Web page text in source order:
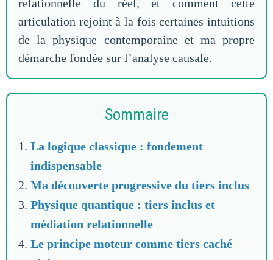
relationnelle du réel, et comment cette
articulation rejoint à la fois certaines intuitions
de la physique contemporaine et ma propre
démarche fondée sur l’analyse causale.
Sommaire
La logique classique : fondement
indispensable
Ma découverte progressive du tiers inclus
Physique quantique : tiers inclus et
médiation relationnelle
Le principe moteur comme tiers caché